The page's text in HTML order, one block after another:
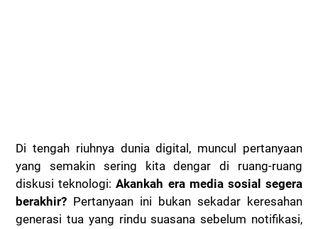
Di tengah riuhnya dunia digital, muncul pertanyaan
yang semakin sering kita dengar di ruang-ruang
diskusi teknologi:Akankah era media sosial segera
berakhir? Pertanyaan ini bukan sekadar keresahan
generasi tua yang rindu suasana sebelum notifikasi,